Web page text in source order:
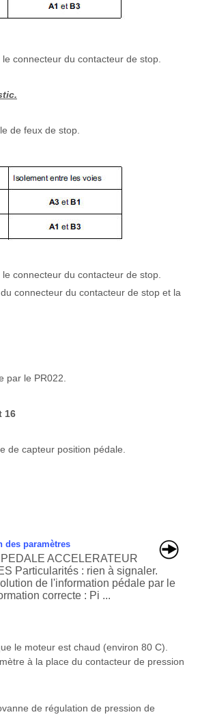
connecteur du contacteur de stop.
de feux de stop.
connecteur du contacteur de stop.
connecteur du contacteur de stop et la
par le PR022.
16
de capteur position pédale.
des paramètres
ACCELERATEUR
Particularités : rien à signaler.
de l'information pédale par le
correcte : Pi ...
le moteur est chaud (environ 80 C).
à la place du contacteur de pression
de régulation de pression de